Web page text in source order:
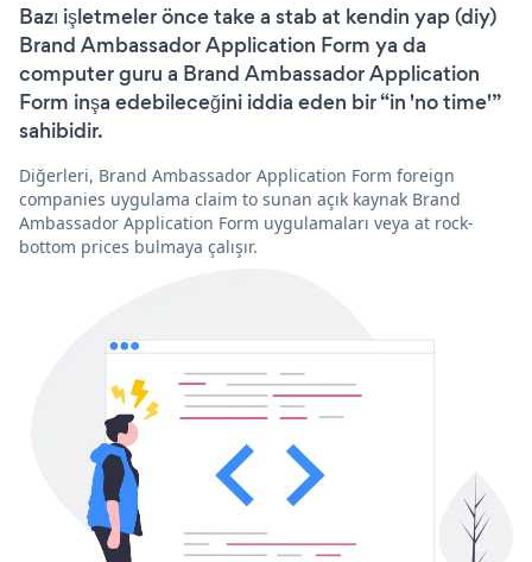
Bazı işletmeler önce take a stab at kendin yap (diy)
Brand Ambassador Application Form ya da
computer guru a Brand Ambassador Application
Form inşa edebileceğini iddia eden bir “in 'no time'”
sahibidir.
Diğerleri, Brand Ambassador Application Form foreign
companies uygulama claim to sunan açık kaynak Brand
Ambassador Application Form uygulamaları veya at rock-
bottom prices bulmaya çalışır.